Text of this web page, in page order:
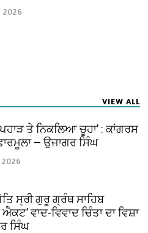
2026
VIEW ALL
ਤੇ ਨਿਕਲਿਆ ਚੂਹਾ’ : ਕਾਂਗਰਸ
— ਉਜਾਗਰ ਸਿੰਘ
ਸ੍ਰੀ ਗੁਰੂ ਗ੍ਰੰਥ ਸਾਹਿਬ
ਵਾਦ-ਵਿਵਾਦ ਚਿੰਤਾ ਦਾ ਵਿਸ਼ਾ
ਸਿੰਘ